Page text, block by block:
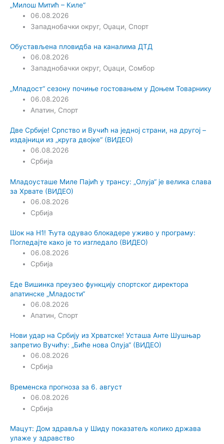
„Милош Митић – Киле“
06.08.2026
Западнобачки округ, Оџаци, Спорт
Обустављена пловидба на каналима ДТД
06.08.2026
Западнобачки округ, Оџаци, Сомбор
„Младост“ сезону почиње гостовањем у Доњем Товарнику
06.08.2026
Апатин, Спорт
Две Србије! Српство и Вучић на једној страни, на другој –
издајници из „круга двојке“ (ВИДЕО)
06.08.2026
Србија
Младоусташе Миле Пајић у трансу: „Олуја“ је велика слава
за Хрвате (ВИДЕО)
06.08.2026
Србија
Шок на Н1! Ћута одувао блокадере уживо у програму:
Погледајте како је то изгледало (ВИДЕО)
06.08.2026
Србија
Еде Вишинка преузео функцију спортског директора
апатинске „Младости“
06.08.2026
Апатин, Спорт
Нови удар на Србију из Хрватске! Усташа Анте Шушњар
запретио Вучићу: „Биће нова Олуја“ (ВИДЕО)
06.08.2026
Србија
Временска прогноза за 6. август
06.08.2026
Србија
Мацут: Дом здравља у Шиду показатељ колико држава
улаже у здравство